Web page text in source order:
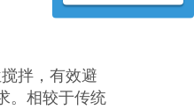
拌，有效避
。相较于传统